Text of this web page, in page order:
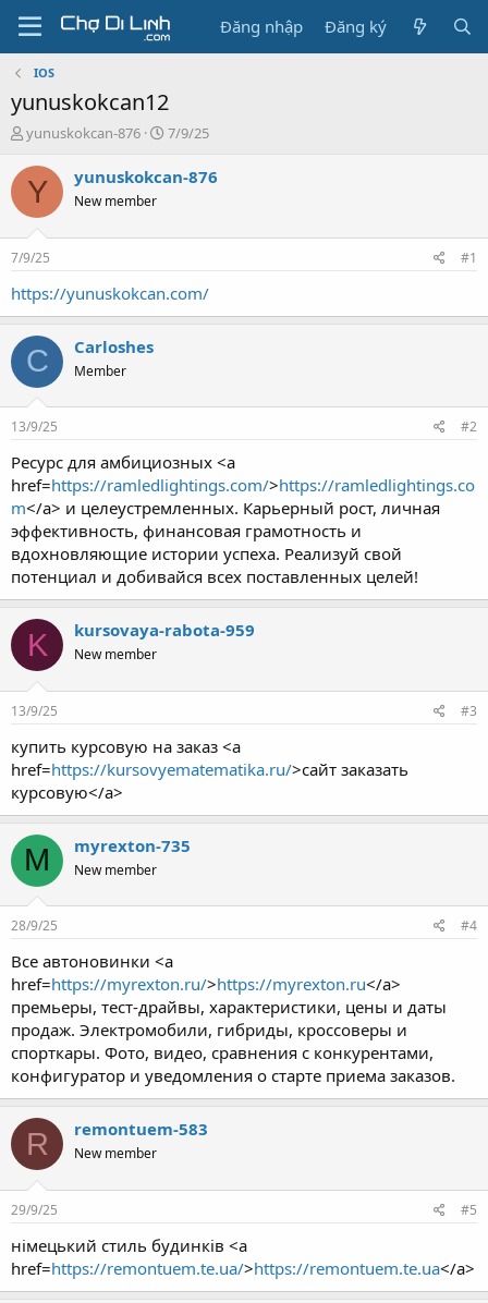
Đăng nhập Đăng ký
IOS
yunuskokcan12
T
r
e
a
s
t
a
e
r
yunuskokcan-876
N
à
7/9/25
Y yunuskokcan-876
New member
7/9/25 #1
https://yunuskokcan.com/
C Carloshes
Member
13/9/25 #2
Ресурс для амбициозных <a
href=https://ramledlightings.com/>https://ramledlightings.co
m</a> и целеустремленных. Карьерный рост, личная
эффективность, финансовая грамотность и
вдохновляющие истории успеха. Реализуй свой
потенциал и добивайся всех поставленных целей!
K kursovaya-rabota-959
New member
13/9/25 #3
купить курсовую на заказ <a
href=https://kursovyematematika.ru/>сайт заказать
курсовую</a>
M myrexton-735
New member
28/9/25 #4
Все автоновинки <a
href=https://myrexton.ru/>https://myrexton.ru</a>
премьеры, тест-драйвы, характеристики, цены и даты
продаж. Электромобили, гибриды, кроссоверы и
спорткары. Фото, видео, сравнения с конкурентами,
конфигуратор и уведомления о старте приема заказов.
R remontuem-583
New member
29/9/25 #5
німецький стиль будинків <a
href=https://remontuem.te.ua/>https://remontuem.te.ua</a>